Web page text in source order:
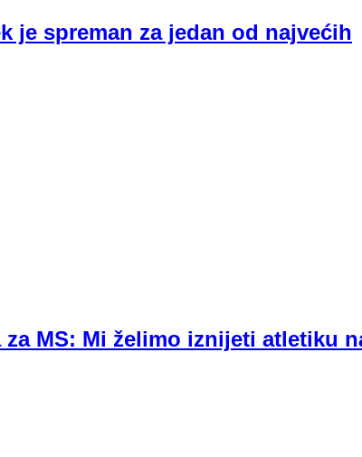
je spreman za jedan od najvećih
MS: Mi želimo iznijeti atletiku